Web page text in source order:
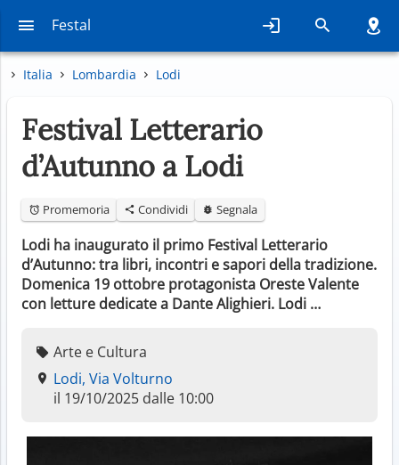
Festal
Italia Lombardia Lodi
Festival Letterario
d’Autunno a Lodi
Promemoria Condividi Segnala
Lodi ha inaugurato il primo Festival Letterario
d’Autunno: tra libri, incontri e sapori della tradizione.
Domenica 19 ottobre protagonista Oreste Valente
con letture dedicate a Dante Alighieri. Lodi …
Arte e Cultura
Lodi, Via Volturno
il 19/10/2025 dalle 10:00